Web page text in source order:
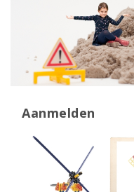
Aanmelden